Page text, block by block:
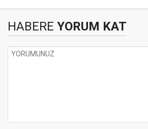
HABERE YORUM KAT